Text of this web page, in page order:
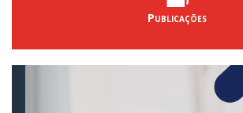
Publicações